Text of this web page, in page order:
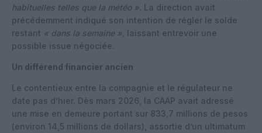
habituelles telles que la météo ». La direction avait
précédemment indiqué son intention de régler le solde
restant « dans la semaine », laissant entrevoir une
possible issue négociée.
Un différend financier ancien
Le contentieux entre la compagnie et le régulateur ne
date pas d’hier. Dès mars 2026, la CAAP avait adressé
une mise en demeure portant sur 833,7 millions de pesos
(environ 14,5 millions de dollars), assortie d’un ultimatum